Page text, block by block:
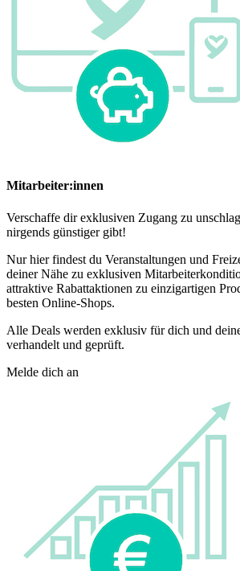
Mitarbeiter:innen
Verschaffe dir exklusiven Zugang zu
nirgends günstiger gibt!
Nur hier findest du Veranstaltungen und
deiner Nähe zu exklusiven
attraktive Rabattaktionen zu einzigartigen
besten Online-Shops.
Alle Deals werden exklusiv für dich und
verhandelt und geprüft.
Melde dich an